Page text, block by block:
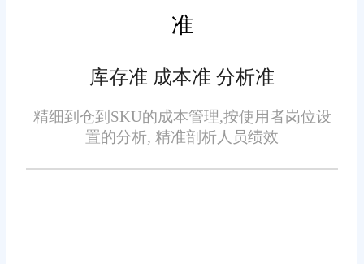
动匹配最优物流方案，提高发货
踪功能，让消费者和企业可以随
时查询订单的物流状态，提高客
户满意度。
准
库存准 成本准 分析准
精细到仓到SKU的成本管理,按使用者岗位设
置的分析, 精准剖析人员绩效